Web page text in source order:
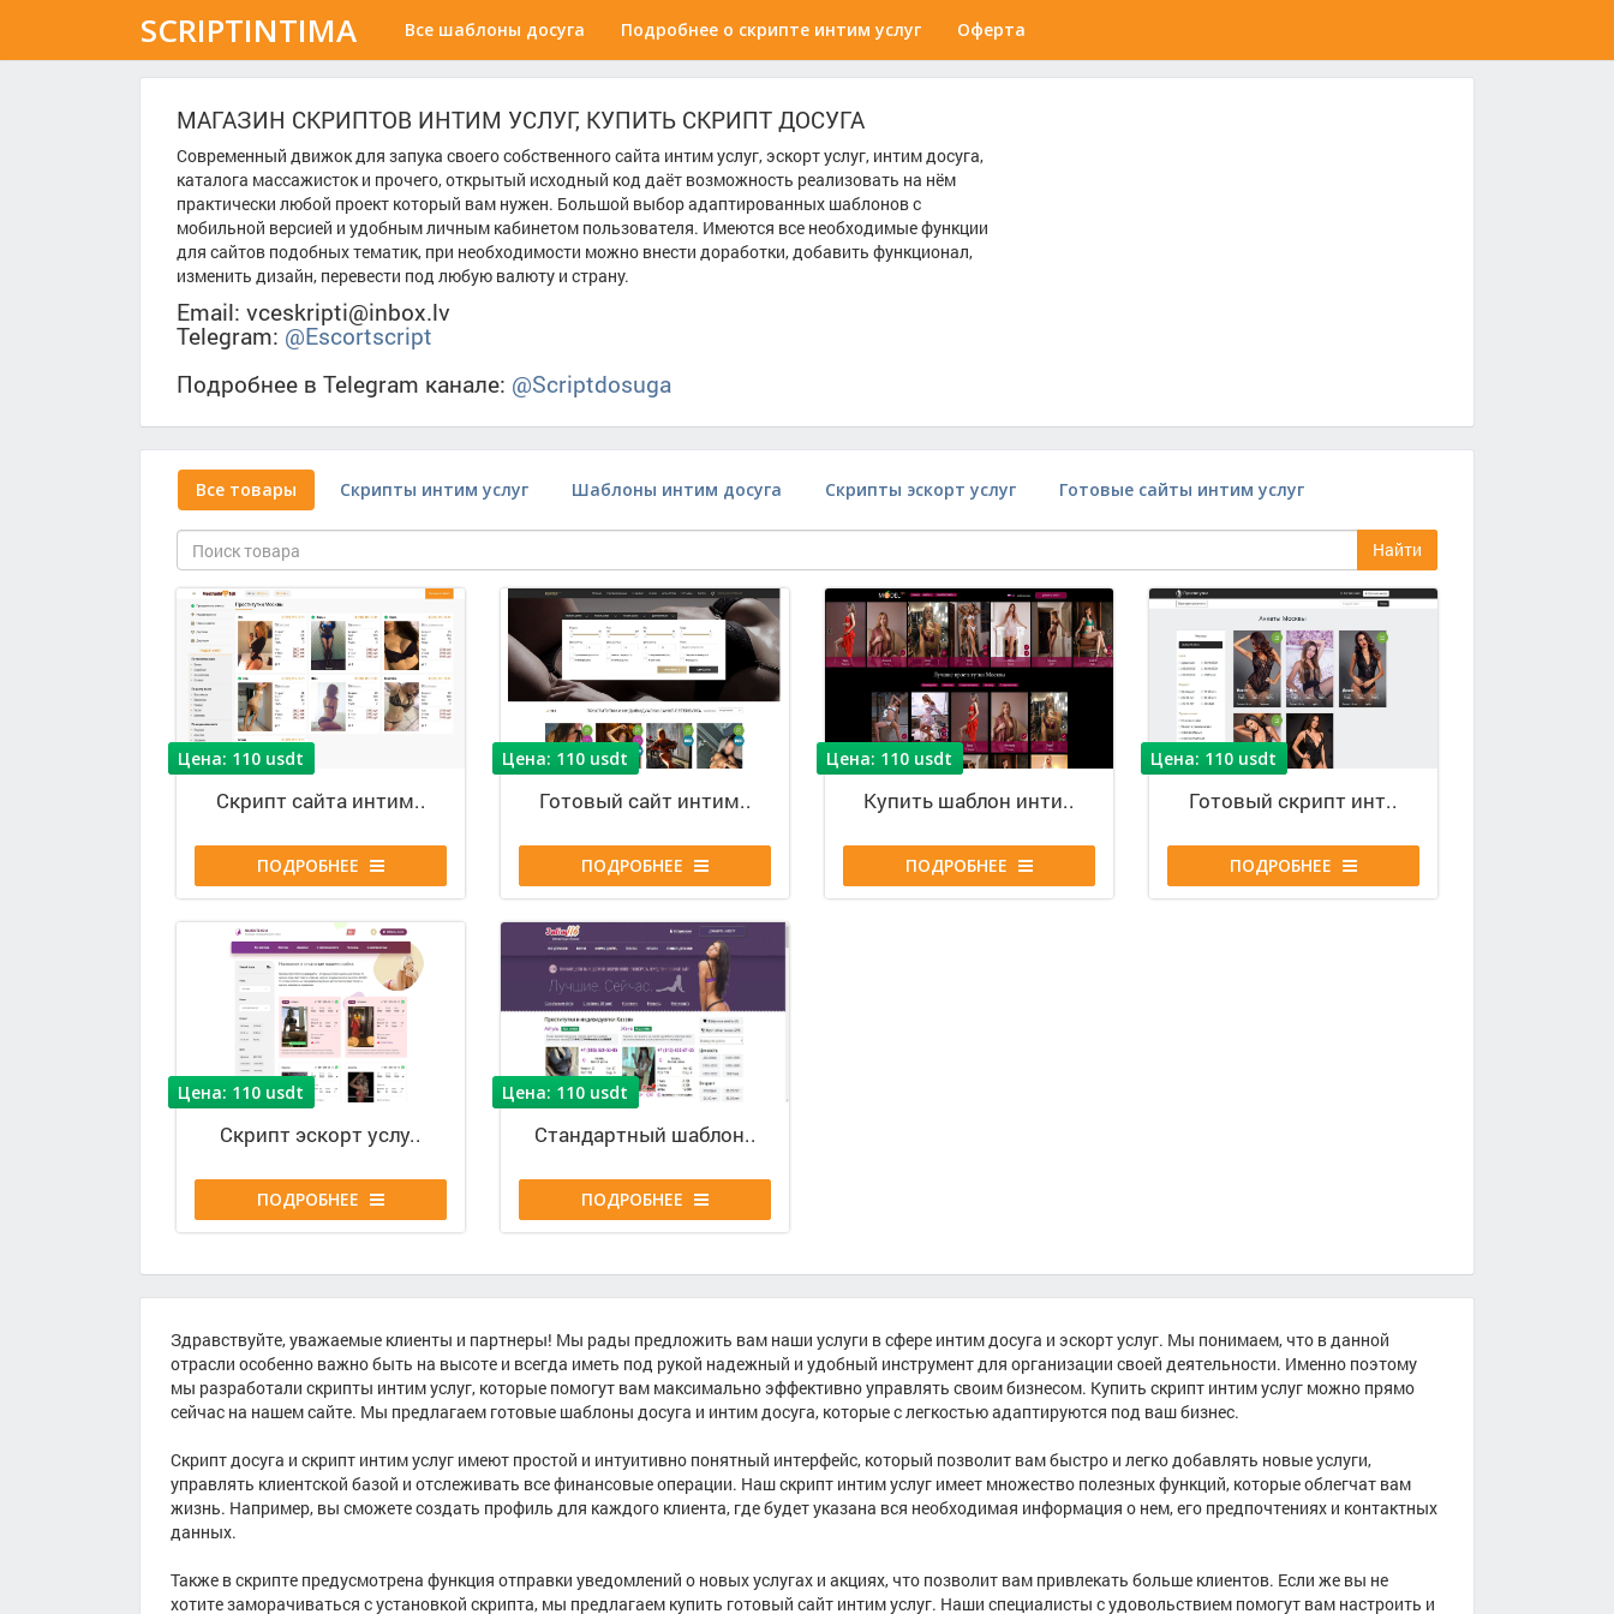
SCRIPTINTIMA Все шаблоны досуга Подробнее о скрипте интим услуг Оферта
МАГАЗИН СКРИПТОВ ИНТИМ УСЛУГ, КУПИТЬ СКРИПТ ДОСУГА
Современный движок для запука своего собственного сайта интим услуг, эскорт услуг, интим досуга,
каталога массажисток и прочего, открытый исходный код даёт возможность реализовать на нём
практически любой проект который вам нужен. Большой выбор адаптированных шаблонов с
мобильной версией и удобным личным кабинетом пользователя. Имеются все необходимые функции
для сайтов подобных тематик, при необходимости можно внести доработки, добавить функционал,
изменить дизайн, перевести под любую валюту и страну.
Email: vceskripti@inbox.lv
Telegram: @Escortscript
Подробнее в Telegram канале: @Scriptdosuga
Все товары Скрипты интим услуг Шаблоны интим досуга Скрипты эскорт услуг Готовые сайты интим услуг
Найти
Цена: 110 usdt
Скрипт сайта интим..
ПОДРОБНЕЕ
Цена: 110 usdt
Готовый сайт интим..
ПОДРОБНЕЕ
Цена: 110 usdt
Купить шаблон инти..
ПОДРОБНЕЕ
Цена: 110 usdt
Готовый скрипт инт..
ПОДРОБНЕЕ
Цена: 110 usdt
Скрипт эскорт услу..
ПОДРОБНЕЕ
Цена: 110 usdt
Стандартный шаблон..
ПОДРОБНЕЕ
Здравствуйте, уважаемые клиенты и партнеры! Мы рады предложить вам наши услуги в сфере интим досуга и эскорт услуг. Мы понимаем, что в данной
отрасли особенно важно быть на высоте и всегда иметь под рукой надежный и удобный инструмент для организации своей деятельности. Именно поэтому
мы разработали скрипты интим услуг, которые помогут вам максимально эффективно управлять своим бизнесом. Купить скрипт интим услуг можно прямо
сейчас на нашем сайте. Мы предлагаем готовые шаблоны досуга и интим досуга, которые с легкостью адаптируются под ваш бизнес.
Скрипт досуга и скрипт интим услуг имеют простой и интуитивно понятный интерфейс, который позволит вам быстро и легко добавлять новые услуги,
управлять клиентской базой и отслеживать все финансовые операции. Наш скрипт интим услуг имеет множество полезных функций, которые облегчат вам
жизнь. Например, вы сможете создать профиль для каждого клиента, где будет указана вся необходимая информация о нем, его предпочтениях и контактных
данных.
Также в скрипте предусмотрена функция отправки уведомлений о новых услугах и акциях, что позволит вам привлекать больше клиентов. Если же вы не
хотите заморачиваться с установкой скрипта, мы предлагаем купить готовый сайт интим услуг. Наши специалисты с удовольствием помогут вам настроить и